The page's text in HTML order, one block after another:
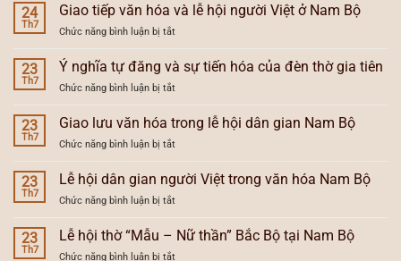
lễ
hội
Bộ
xu
Nam
Bộ
hội
gian
người
Việt
vùng
văn
24
Th7
Giao tiếp văn hóa và lễ hội người Việt ở Nam Bộ
Chức năng bình luận bị tắtở
Giao
tiếp
hóa
và
lễ
ở
Nam
23
Th7
Ý nghĩa tự đăng và sự tiến hóa của đèn thờ gia tiên
Chức năng bình luận bị tắtở
Ý
nghĩa
đăng
và
sự
đèn
thờ
23
Th7
Giao lưu văn hóa trong lễ hội dân gian Nam Bộ
Chức năng bình luận bị tắtở
Giao
lưu
văn
hóa
trong
lễ
23
Th7
Lễ hội dân gian người Việt trong văn hóa Nam Bộ
Chức năng bình luận bị tắtở
Lễ
hội
23
Th7
Lễ hội thờ “Mẫu – Nữ thần” Bắc Bộ tại Nam Bộ
Chức năng bình luận bị tắtở